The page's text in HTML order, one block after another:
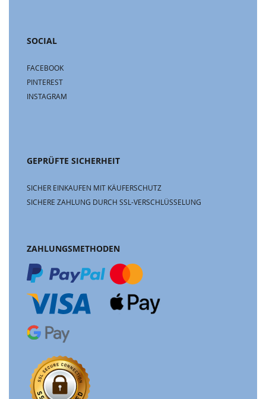
SOCIAL
FACEBOOK
PINTEREST
INSTAGRAM
GEPRÜFTE SICHERHEIT
SICHER EINKAUFEN MIT KÄUFERSCHUTZ
SICHERE ZAHLUNG DURCH SSL-VERSCHLÜSSELUNG
ZAHLUNGSMETHODEN